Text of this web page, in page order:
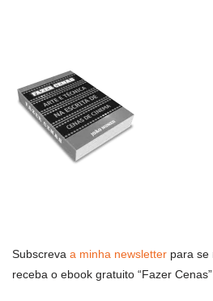
Subscreva a minha newsletter para se
receba o ebook gratuito “Fazer Cenas”.